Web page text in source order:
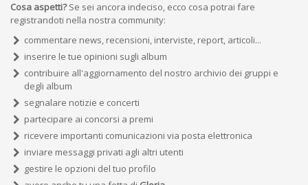
Cosa aspetti?Se sei ancora indeciso, ecco cosa potrai fare
registrandoti nella nostra community:
commentare news, recensioni, interviste, report, articoli...
inserire le tue opinioni sugli album
contribuire all'aggiornamento del nostro archivio dei gruppi e
degli album
segnalare notizie e concerti
partecipare ai concorsi a premi
ricevere importanti comunicazioni via posta elettronica
inviare messaggi privati agli altri utenti
gestire le opzioni del tuo profilo